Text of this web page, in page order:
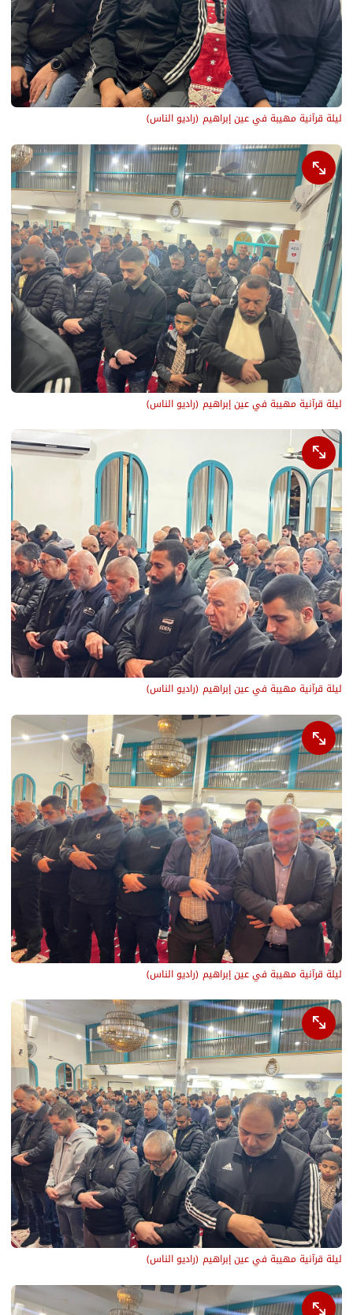
ليلة قرآنية مهيبة في عين إبراهيم (راديو الناس)
ليلة قرآنية مهيبة في عين إبراهيم (راديو الناس)
ليلة قرآنية مهيبة في عين إبراهيم (راديو الناس)
ليلة قرآنية مهيبة في عين إبراهيم (راديو الناس)
ليلة قرآنية مهيبة في عين إبراهيم (راديو الناس)